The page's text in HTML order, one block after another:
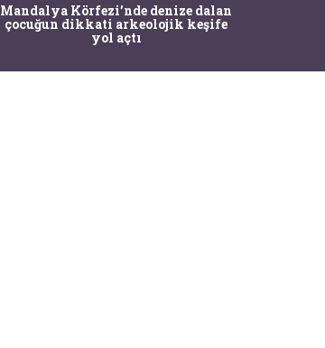
Mandalya Körfezi’nde denize dalan
çocuğun dikkati arkeolojik keşife
yol açtı